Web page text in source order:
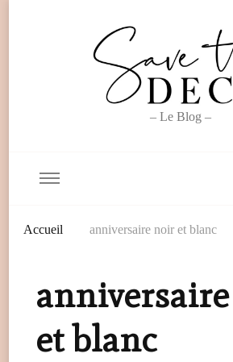
– Le Blog –
Accueil anniversaire noir et blanc
et blanc